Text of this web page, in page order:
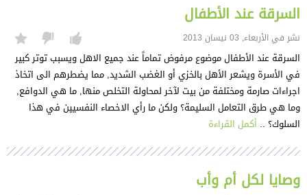
السرقة عند الأطفال
نشر في الأربعاء, 03 نيسان 2013
السرقة عند الأطفال موضوع مرفوض تماماً عند جميع الاهل ويسبب توتر كبير
في الأسرة ويشعر الأهل بالخزي أو الغضب الشديد, مما يضطرهم الى اتخاذ
اجراءات صارمة ومختلفة من بيت لآخر لمحاولة التخلص منها, ما هي الدوافع,
وما هي طرق التعامل السليمة؟ ولكن ما رأي الاخصاء النفسيين في هذا
السلوك؟ .. أكمل القراءة
وصايا لكل أم وأب